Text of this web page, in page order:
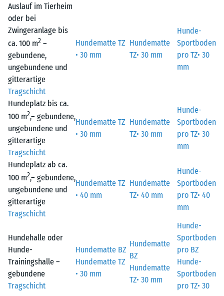
Auslauf im Tierheim
oder bei
Zwingeranlage bis
ca. 100 m2 –
gebundene,
ungebundene und
gitterartige
Tragschicht
Hundematte TZ
• 30 mm
Hundematte
TZ• 30 mm
Hunde-
Sportboden
pro TZ• 30
mm
Hundeplatz bis ca.
100 m2,– gebundene,
ungebundene und
gitterartige
Tragschicht
Hundematte TZ
• 30 mm
Hundematte
TZ• 30 mm
Hunde-
Sportboden
pro TZ• 30
mm
Hundeplatz ab ca.
100 m2,– gebundene,
ungebundene und
gitterartige
Tragschicht
Hundematte TZ
• 40 mm
Hundematte
TZ• 40 mm
Hunde-
Sportboden
pro TZ• 40
mm
Hundehalle oder
Hunde-
Trainingshalle –
gebundene
Tragschicht
Hundematte BZ
Hundematte TZ
• 30 mm
Hundematte
BZ
Hundematte
TZ• 30 mm
Hunde-
Sportboden
pro BZ
Hunde-
Sportboden
pro TZ• 30